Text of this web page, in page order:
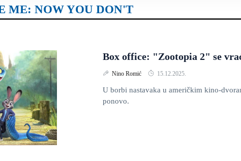
ME: NOW YOU DON'T
Box office: "Zootopia 2" se
Nino Romić 15.12.2025.
U borbi nastavaka u američkim kino-
ponovo.